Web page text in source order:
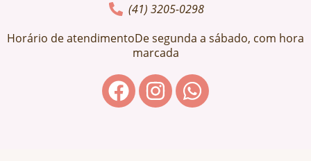
(41) 3205-0298
Horário de atendimentoDe segunda a sábado, com hora
marcada